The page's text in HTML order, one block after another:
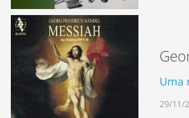
Uma
29/11/